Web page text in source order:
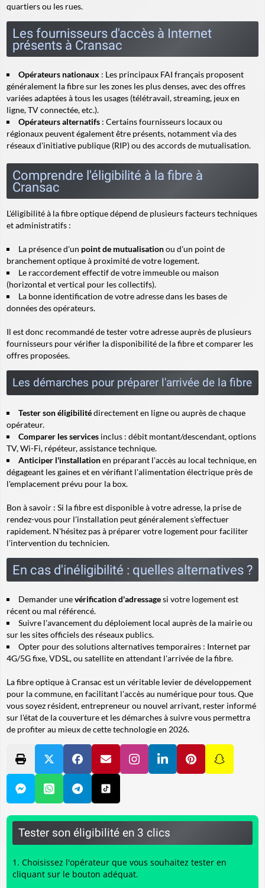
quartiers ou les rues.
Les fournisseurs d'accès à Internet
présents à Cransac
Opérateurs nationaux : Les principaux FAI français proposent
généralement la fibre sur les zones les plus denses, avec des offres
variées adaptées à tous les usages (télétravail, streaming, jeux en
ligne, TV connectée, etc.).
Opérateurs alternatifs : Certains fournisseurs locaux ou
régionaux peuvent également être présents, notamment via des
réseaux d'initiative publique (RIP) ou des accords de mutualisation.
Comprendre l'éligibilité à la fibre à
Cransac
L'éligibilité à la fibre optique dépend de plusieurs facteurs techniques
et administratifs :
La présence d'un point de mutualisationou d'un point de
branchement optique à proximité de votre logement.
Le raccordement effectif de votre immeuble ou maison
(horizontal et vertical pour les collectifs).
La bonne identification de votre adresse dans les bases de
données des opérateurs.
Il est donc recommandé de tester votre adresse auprès de plusieurs
fournisseurs pour vérifier la disponibilité de la fibre et comparer les
offres proposées.
Les démarches pour préparer l'arrivée de la fibre
Tester son éligibilitédirectement en ligne ou auprès de chaque
opérateur.
Comparer les services inclus : débit montant/descendant, options
TV, Wi-Fi, répéteur, assistance technique.
Anticiper l'installationen préparant l'accès au local technique, en
dégageant les gaines et en vérifiant l'alimentation électrique près de
l'emplacement prévu pour la box.
Bon à savoir : Si la fibre est disponible à votre adresse, la prise de
rendez-vous pour l'installation peut généralement s'effectuer
rapidement. N'hésitez pas à préparer votre logement pour faciliter
l'intervention du technicien.
En cas d'inéligibilité : quelles alternatives ?
Demander unevérification d'adressagesi votre logement est
récent ou mal référencé.
Suivre l'avancement du déploiement local auprès de la mairie ou
sur les sites officiels des réseaux publics.
Opter pour des solutions alternatives temporaires : Internet par
4G/5G fixe, VDSL, ou satellite en attendant l'arrivée de la fibre.
La fibre optique à Cransac est un véritable levier de développement
pour la commune, en facilitant l'accès au numérique pour tous. Que
vous soyez résident, entrepreneur ou nouvel arrivant, rester informé
sur l'état de la couverture et les démarches à suivre vous permettra
de profiter au mieux de cette technologie en 2026.
Tester son éligibilité en 3 clics
Choisissez l'opérateur que vous souhaitez tester en
cliquant sur le bouton adéquat.